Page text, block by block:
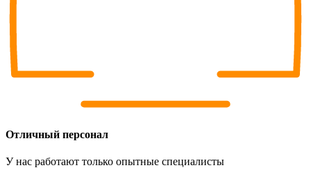
Отличный персонал
У нас работают только опытные специалисты